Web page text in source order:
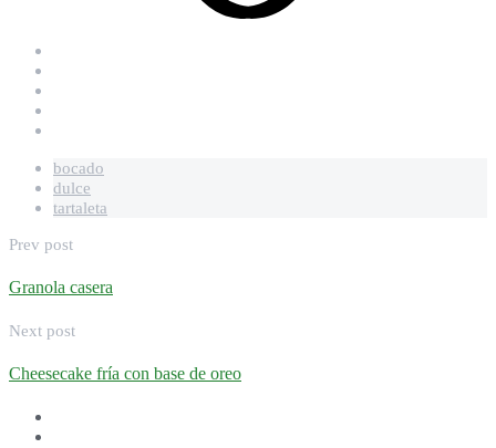
bocado
dulce
tartaleta
Prev post
Granola casera
Next post
Cheesecake fría con base de oreo